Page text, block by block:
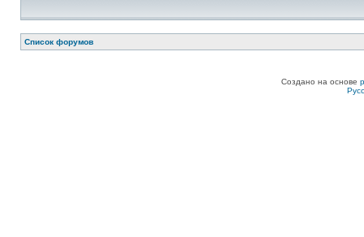
Список форумов
Создано на основе